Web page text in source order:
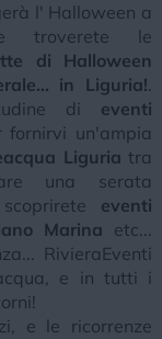
l' Halloween a
troverete le
di Halloween
in Liguria!.
di eventi
fornirvi un'ampia
Liguria tra
una serata
eventi
Marina etc...
RivieraEventi
e in tutti i
e le ricorrenze